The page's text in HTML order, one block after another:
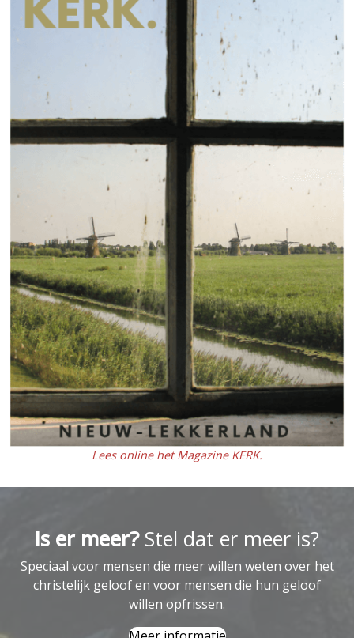
Lees online het Magazine KERK.
Is er meer?Stel dat er meer is?
Speciaal voor mensen die meer willen weten over het
christelijk geloof en voor mensen die hun geloof
willen opfrissen.